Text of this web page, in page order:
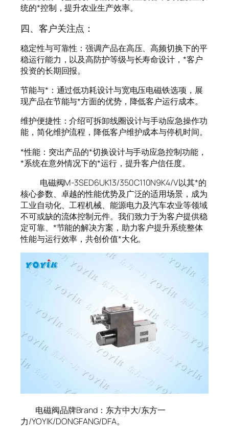
统的*控制，提升农业生产效率。
四、客户关注点：
稳定性与可靠性：强调产品在高压、高频切换下的平
稳运行能力，以及高防护等级与长寿命设计，*客户
投资的长期回报。
节能与*：通过低功耗设计与宽电压电磁铁选项，展
现产品在节能与*方面的优势，降低客户运行成本。
维护便捷性：介绍可拆卸线圈设计与手动应急操作功
能，简化维护流程，降低客户维护成本与停机时间。
*性能：突出产品的*切换设计与手动应急控制功能，
*系统在意外情况下的*运行，提升客户信任度。
电磁阀M-3SED6UK13/350C110N9K4/V以其*的
核心参数、卓越的性能优势及广泛的适用场景，成为
工业自动化、工程机械、能源电力及汽车农业等领域
不可或缺的流体控制元件。我们致力于为客户提供稳
定可靠、*节能的解决方案，助力客户提升系统整体
性能与运行效率，共创价值*大化。
电磁阀品牌Brand：东方中大/东方一
力/YOYIK/DONGFANG/DFA。